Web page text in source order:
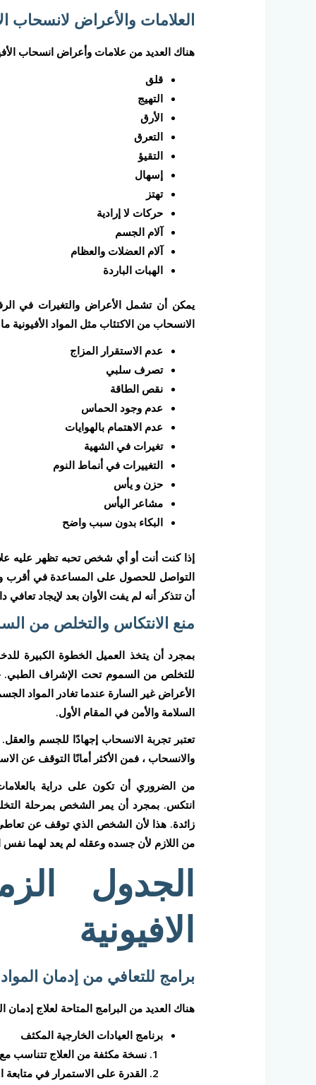
العلامات والأعراض لانسحاب
هناك العديد من علامات وأعراض انسحاب
قلق
التهيج
الأرق
التعرق
التقيؤ
إسهال
تهتز
حركات لا إرادية
آلام الجسم
آلام العضلات والعظام
الهبات الباردة
يمكن أن تشمل الأعراض والتغيرات في
الانسحاب من الاكتئاب مثل المواد الأفيونية
عدم الاستقرار المزاج
تصرف سلبي
نقص الطاقة
عدم وجود الحماس
عدم الاهتمام بالهوايات
تغيرات في الشهية
التغييرات في أنماط النوم
حزن و يأس
مشاعر اليأس
البكاء بدون سبب واضح
إذا كنت أنت أو أي شخص تحبه تظهر عليه
التواصل للحصول على المساعدة في أقرب
أن تتذكر أنه لم يفت الأوان بعد لإيجاد تعافي
منع الانتكاس والتخلص من
بمجرد أن يتخذ العميل الخطوة الكبيرة
للتخلص من السموم تحت الإشراف الطبي.
الأعراض غير السارة عندما تغادر المواد
السلامة والأمن في المقام الأول.
تعتبر تجربة الانسحاب إجهادًا للجسم
والانسحاب ، فمن الأكثر أمانًا التوقف عن
من الضروري أن تكون على دراية
انتكس. بمجرد أن يمر الشخص بمرحلة
زائدة. هذا لأن الشخص الذي توقف عن تعاطي
من اللازم لأن جسده وعقله لم يعد لهما نفس
الجدول
الافيونية
برامج للتعافي من إدمان المواد
هناك العديد من البرامج المتاحة لعلاج إدمان
برنامج العيادات الخارجية المكثف
نسخة مكثفة من العلاج تتناسب
القدرة على الاستمرار في متابعة